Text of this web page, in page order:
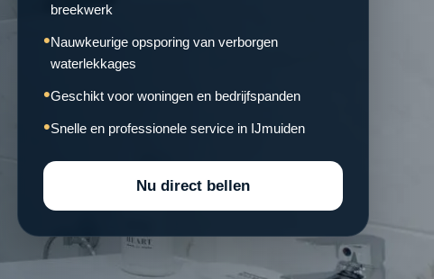
breekwerk
Nauwkeurige opsporing van verborgen
waterlekkages
Geschikt voor woningen en bedrijfspanden
Snelle en professionele service in IJmuiden
Nu direct bellen